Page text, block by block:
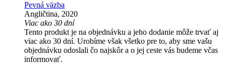
Pevná väzba
Angličtina, 2020
Viac ako 30 dní
Tento produkt je na objednávku a jeho dodanie môže trvať aj
viac ako 30 dní. Urobíme však všetko pre to, aby sme vašu
objednávku odoslali čo najskôr a o jej ceste vás budeme včas
informovať.